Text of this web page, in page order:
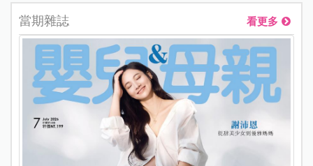
當期雜誌 看更多